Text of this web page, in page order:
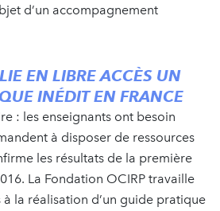
d’un accompagnement
EN LIBRE ACCÈS UN
INÉDIT EN FRANCE
: les enseignants ont besoin
à disposer de ressources
les résultats de la première
La Fondation OCIRP travaille
la réalisation d’un guide pratique